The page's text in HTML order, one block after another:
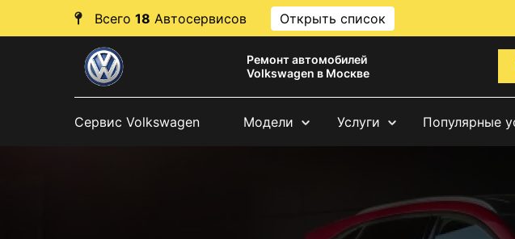
Всего 18 Автосервисов Открыть список
Ремонт автомобилей
Volkswagen в Москве
Сервис Volkswagen Модели Услуги Популярные